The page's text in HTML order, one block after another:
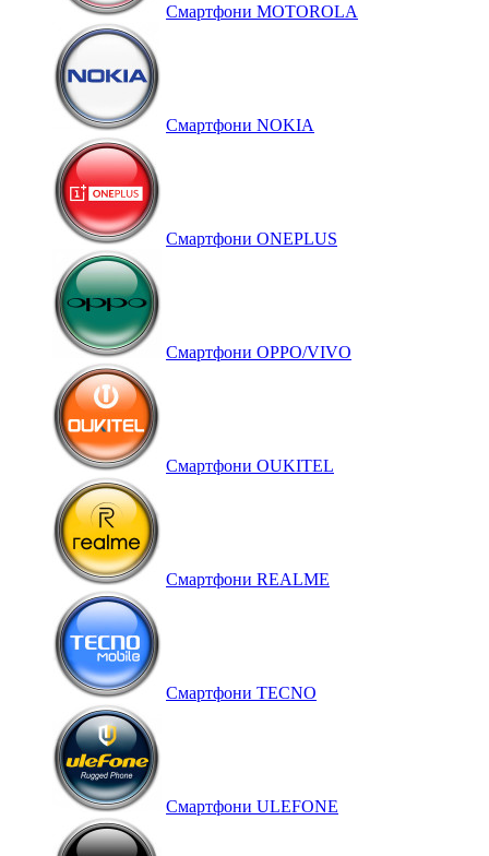
Смартфони MOTOROLA
Смартфони NOKIA
Смартфони ONEPLUS
Смартфони OPPO/VIVO
Смартфони OUKITEL
Смартфони REALME
Смартфони TECNO
Смартфони ULEFONE